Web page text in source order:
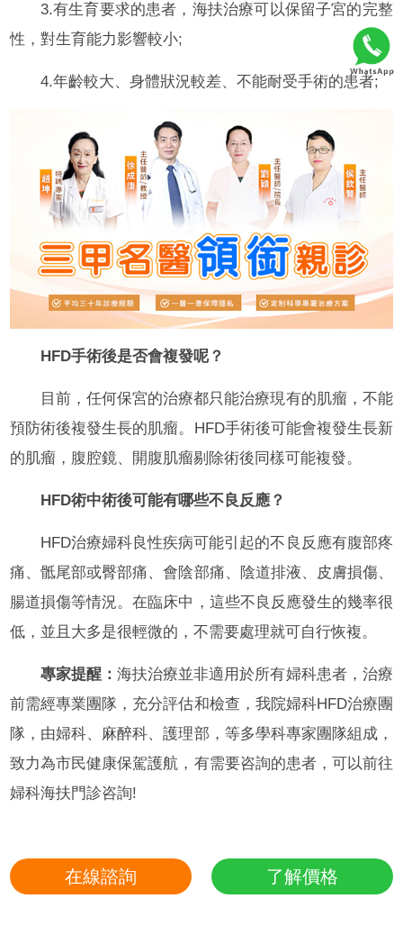
3.有生育要求的患者，海扶治療可以保留子宮的完整
性，對生育能力影響較小;
4.年齡較大、身體狀況較差、不能耐受手術的患者;
HFD手術後是否會複發呢？
目前，任何保宮的治療都只能治療現有的肌瘤，不能
預防術後複發生長的肌瘤。HFD手術後可能會複發生長新
的肌瘤，腹腔鏡、開腹肌瘤剔除術後同樣可能複發。
HFD術中術後可能有哪些不良反應？
HFD治療婦科良性疾病可能引起的不良反應有腹部疼
痛、骶尾部或臀部痛、會陰部痛、陰道排液、皮膚損傷、
腸道損傷等情況。在臨床中，這些不良反應發生的幾率很
低，並且大多是很輕微的，不需要處理就可自行恢複。
專家提醒：海扶治療並非適用於所有婦科患者，治療
前需經專業團隊，充分評估和檢查，我院婦科HFD治療團
隊，由婦科、麻醉科、護理部，等多學科專家團隊組成，
致力為市民健康保駕護航，有需要咨詢的患者，可以前往
婦科海扶門診咨詢!
在線諮詢 了解價格